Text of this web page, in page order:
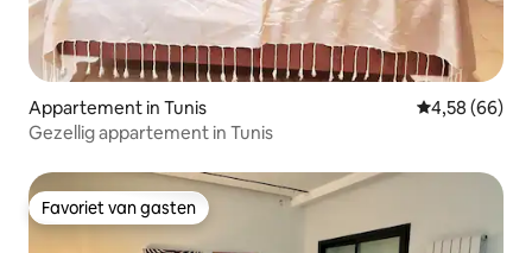
Appartement in Tunis Gemiddelde
4,58 (66)
Gezellig appartement in Tunis
Favoriet van gasten
Favoriet van gasten